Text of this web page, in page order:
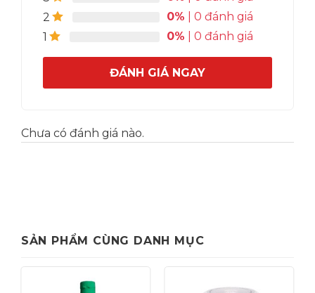
2
0% | 0 đánh giá
1
0% | 0 đánh giá
ĐÁNH GIÁ NGAY
Chưa có đánh giá nào.
SẢN PHẨM CÙNG DANH MỤC